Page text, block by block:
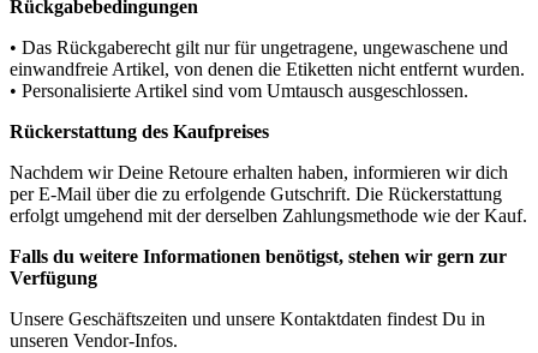
Rückgabebedingungen
• Das Rückgaberecht gilt nur für ungetragene, ungewaschene und
einwandfreie Artikel, von denen die Etiketten nicht entfernt wurden.
• Personalisierte Artikel sind vom Umtausch ausgeschlossen.
Rückerstattung des Kaufpreises
Nachdem wir Deine Retoure erhalten haben, informieren wir dich
per E-Mail über die zu erfolgende Gutschrift. Die Rückerstattung
erfolgt umgehend mit der derselben Zahlungsmethode wie der Kauf.
Falls du weitere Informationen benötigst, stehen wir gern zur
Verfügung
Unsere Geschäftszeiten und unsere Kontaktdaten findest Du in
unseren Vendor-Infos.